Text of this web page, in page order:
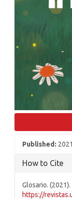
Published:
How to Cite
Glosario. (2021).
https://